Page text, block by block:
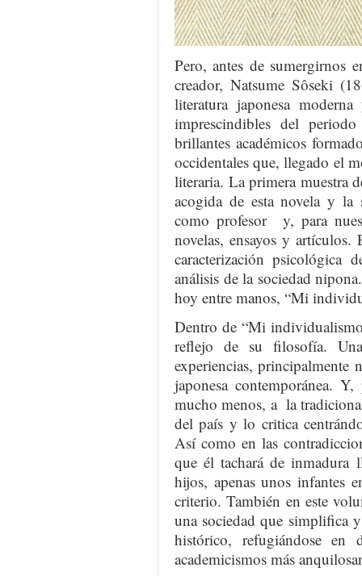
Pero, antes de sumergirnos
creador, Natsume Sôseki
literatura japonesa
imprescindibles del
brillantes académicos
occidentales que, llegado el
literaria. La primera muestra
acogida de esta novela y la
como profesor y, para
novelas, ensayos y
caracterización psicológica
análisis de la sociedad
hoy entre manos, “Mi
Dentro de “Mi
reflejo de su filosofía.
experiencias, principalmente
japonesa contemporánea.
mucho menos, a la
del país y lo critica
Así como en las
que él tachará de inmadura
hijos, apenas unos infantes
criterio. También en este
una sociedad que simplifica
histórico, refugiándose en
academicismos más